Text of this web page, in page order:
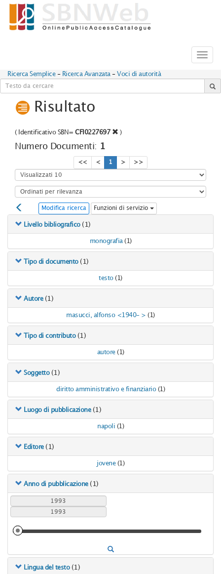
Ricerca Semplice - Ricerca Avanzata - Voci di autorità
Risultato
( Identificativo SBN= CFI0227697 )
Numero Documenti: 1
<< < 1 > >>
Modifica ricerca Funzioni di servizio
Livello bibliografico (1)
monografia (1)
Tipo di documento (1)
testo (1)
Autore (1)
masucci, alfonso <1940- > (1)
Tipo di contributo (1)
autore (1)
Soggetto (1)
diritto amministrativo e finanziario (1)
Luogo di pubblicazione (1)
napoli (1)
Editore (1)
jovene (1)
Anno di pubblicazione (1)
Lingua del testo (1)